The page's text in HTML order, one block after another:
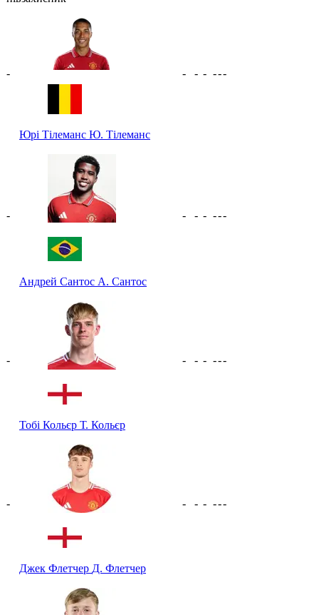
-
Юрі Тілеманс Ю. Тілеманс
- - - ---
-
Андрей Сантос А. Сантос
- - - ---
-
Тобі Кольєр Т. Кольєр
- - - ---
-
Джек Флетчер Д. Флетчер
- - - ---